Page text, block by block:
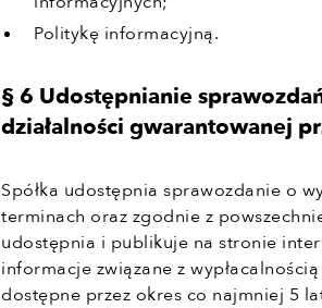
Politykę informacyjną.
§ 6 Udostępnianie
działalności gwarantowanej
Spółka udostępnia sprawozdanie o
terminach oraz zgodnie z
udostępnia i publikuje na stronie
informacje związane z
dostępne przez okres co najmniej 5